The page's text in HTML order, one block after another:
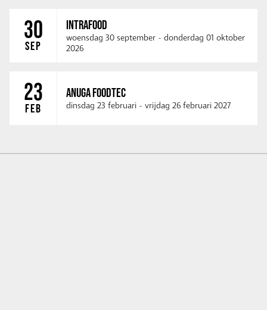
30
SEP
INTRAFOOD
woensdag 30 september - donderdag 01 oktober
2026
23
FEB
ANUGA FOODTEC
dinsdag 23 februari - vrijdag 26 februari 2027